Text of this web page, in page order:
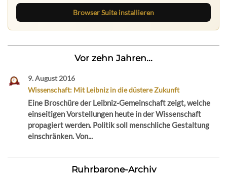
Browser Suite installieren
Vor zehn Jahren...
9. August 2016
Wissenschaft: Mit Leibniz in die düstere Zukunft
Eine Broschüre der Leibniz-Gemeinschaft zeigt, welche
einseitigen Vorstellungen heute in der Wissenschaft
propagiert werden. Politik soll menschliche Gestaltung
einschränken. Von...
Ruhrbarone-Archiv